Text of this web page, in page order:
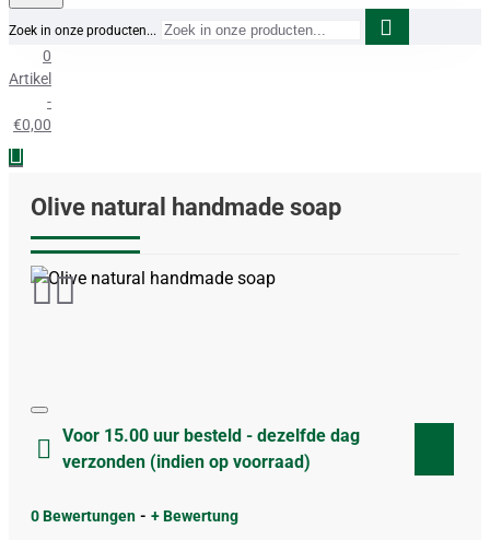
Zoek in onze producten...
0
Artikel
-
€0,00
Olive natural handmade soap
Voor 15.00 uur besteld - dezelfde dag
verzonden (indien op voorraad)
0 Bewertungen - + Bewertung